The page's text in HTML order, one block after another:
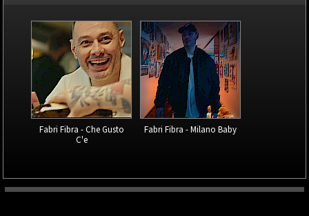
Fabri Fibra - Che Gusto
C'e
Fabri Fibra - Milano Baby